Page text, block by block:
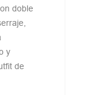
doble
y
de